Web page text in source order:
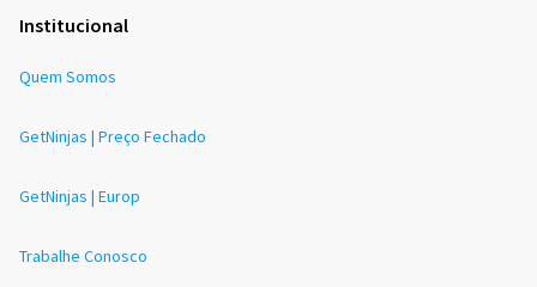
Institucional
Quem Somos
GetNinjas | Preço Fechado
GetNinjas | Europ
Trabalhe Conosco